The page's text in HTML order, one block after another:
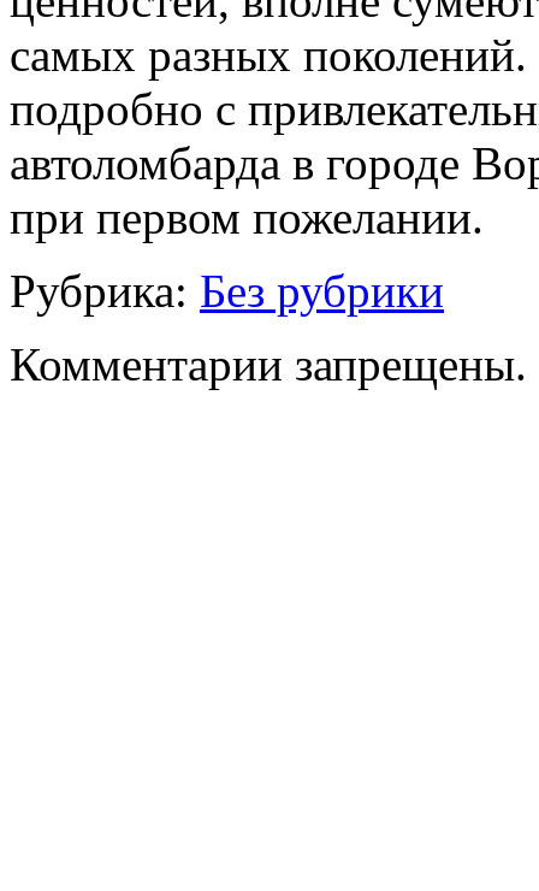
самых разных
подробно с
автоломбарда в городе
при первом пожелании.
Рубрика: Без рубрики
Комментарии запрещены.